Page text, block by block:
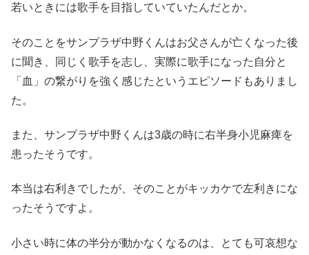
若いときには歌手を目指していていたんだとか。
そのことをサンプラザ中野くんはお父さんが亡くなった後
に聞き、同じく歌手を志し、実際に歌手になった自分と
「血」の繋がりを強く感じたというエピソードもありまし
た。
また、サンプラザ中野くんは3歳の時に右半身小児麻痺を
患ったそうです。
本当は右利きでしたが、そのことがキッカケで左利きにな
ったそうですよ。
小さい時に体の半分が動かなくなるのは、とても可哀想な